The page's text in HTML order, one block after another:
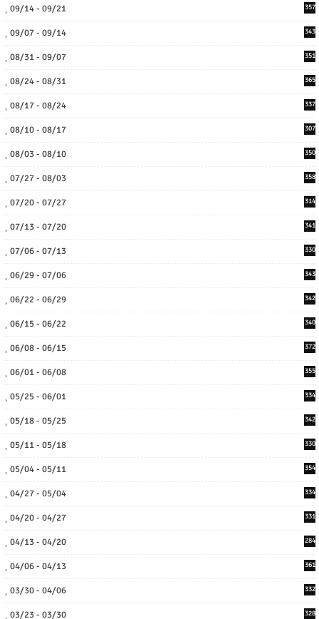
09/14 - 09/21 357
09/07 - 09/14 343
08/31 - 09/07 351
08/24 - 08/31 365
08/17 - 08/24 337
08/10 - 08/17 307
08/03 - 08/10 350
07/27 - 08/03 358
07/20 - 07/27 314
07/13 - 07/20 341
07/06 - 07/13 330
06/29 - 07/06 343
06/22 - 06/29 342
06/15 - 06/22 340
06/08 - 06/15 372
06/01 - 06/08 355
05/25 - 06/01 334
05/18 - 05/25 342
05/11 - 05/18 330
05/04 - 05/11 354
04/27 - 05/04 334
04/20 - 04/27 331
04/13 - 04/20 284
04/06 - 04/13 361
03/30 - 04/06 332
03/23 - 03/30 328